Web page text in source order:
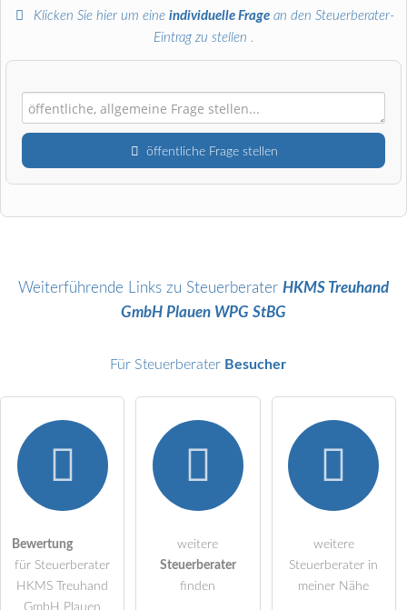
Klicken Sie hier um eineindividuelle Frage an den Steuerberater-
Eintrag zu stellen .
öffentliche Frage stellen
Name
Hiermit akzeptiere ich die
DieDatenschutzerklärung habe ich zur Kenntnis genommen.
öffentliche Frage stellen Abbrechen
Hinweis:Bitte beachten Sie, öffentliche Fragen sindfür alle
Besucher sichtbar
Weiterführende Links zu Steuerberater HKMS Treuhand
GmbH Plauen WPG StBG
Für Steuerberater Besucher
Bewertung
für Steuerberater
HKMS Treuhand
GmbH Plauen
weitere
Steuerberater
finden
weitere
Steuerberater in
meiner Nähe